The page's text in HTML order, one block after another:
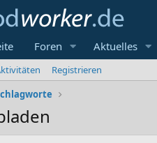
Foren Aktuelles
Registrieren